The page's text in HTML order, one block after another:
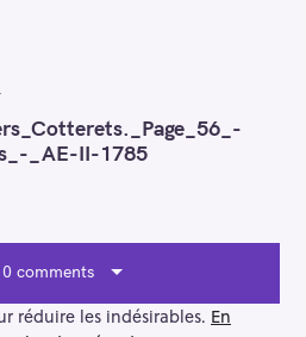
_AE-II-1785
0 comments
réduire les indésirables. En